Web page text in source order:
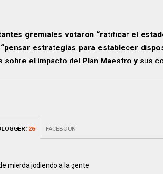
gremiales votaron “ratificar el
estrategias para establecer
sobre el impacto del Plan Maestro y sus
: 26 FACEBOOK
mierda jodiendo a la gente